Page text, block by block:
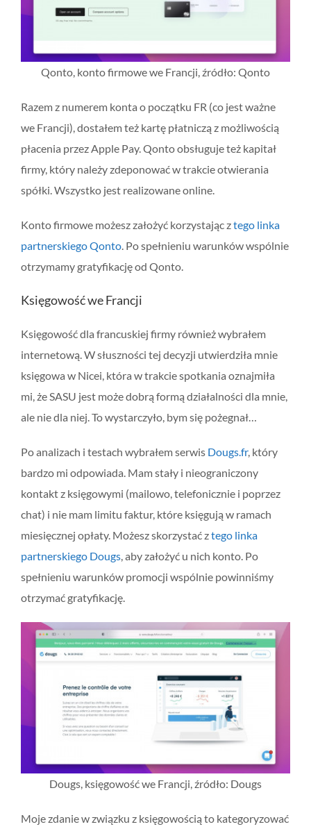
Qonto, konto firmowe we Francji, źródło: Qonto
Razem z numerem konta o początku FR (co jest ważne
we Francji), dostałem też kartę płatniczą z możliwością
płacenia przez Apple Pay. Qonto obsługuje też kapitał
firmy, który należy zdeponować w trakcie otwierania
spółki. Wszystko jest realizowane online.
Konto firmowe możesz założyć korzystając ztego linka
partnerskiego Qonto. Po spełnieniu warunków wspólnie
otrzymamy gratyfikację od Qonto.
Księgowość we Francji
Księgowość dla francuskiej firmy również wybrałem
internetową. W słuszności tej decyzji utwierdziła mnie
księgowa w Nicei, która w trakcie spotkania oznajmiła
mi, że SASU jest może dobrą formą działalności dla mnie,
ale nie dla niej. To wystarczyło, bym się pożegnał…
Po analizach i testach wybrałem serwis Dougs.fr, który
bardzo mi odpowiada. Mam stały i nieograniczony
kontakt z księgowymi (mailowo, telefonicznie i poprzez
chat) i nie mam limitu faktur, które księgują w ramach
miesięcznej opłaty. Możesz skorzystać ztego linka
partnerskiego Dougs, aby założyć u nich konto. Po
spełnieniu warunków promocji wspólnie powinniśmy
otrzymać gratyfikację.
Dougs, księgowość we Francji, źródło: Dougs
Moje zdanie w związku z księgowością to kategoryzować